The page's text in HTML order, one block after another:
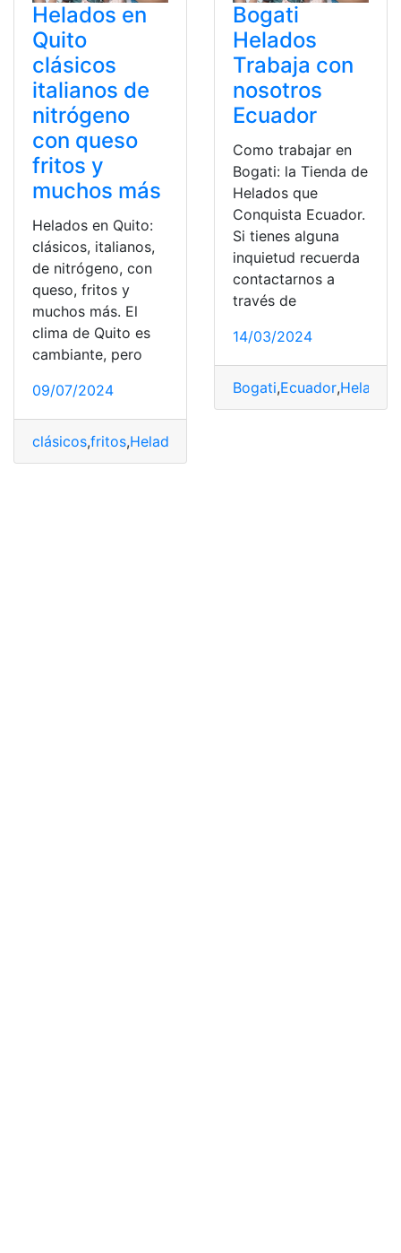
Helados en
Quito
clásicos
italianos de
nitrógeno
con queso
fritos y
muchos más
Helados en Quito:
clásicos, italianos,
de nitrógeno, con
queso, fritos y
muchos más. El
clima de Quito es
cambiante, pero
09/07/2024
clásicos,fritos,Helados
Bogati
Helados
Trabaja con
nosotros
Ecuador
Como trabajar en
Bogati: la Tienda de
Helados que
Conquista Ecuador.
Si tienes alguna
inquietud recuerda
contactarnos a
través de
14/03/2024
Bogati,Ecuador,Helados